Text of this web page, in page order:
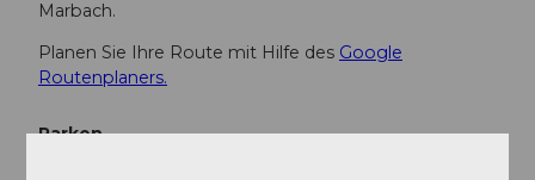
Marbach.
Planen Sie Ihre Route mit Hilfe des Google
Routenplaners.
Parken